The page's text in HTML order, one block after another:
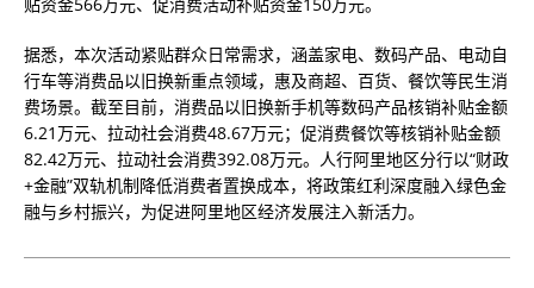
据悉，本次活动紧贴群众日常需求，涵盖家电、数码产品、电动自
行车等消费品以旧换新重点领域，惠及商超、百货、餐饮等民生消
费场景。截至目前，消费品以旧换新手机等数码产品核销补贴金额
6.21万元、拉动社会消费48.67万元；促消费餐饮等核销补贴金额
82.42万元、拉动社会消费392.08万元。人行阿里地区分行以“财政
+金融”双轨机制降低消费者置换成本，将政策红利深度融入绿色金
融与乡村振兴，为促进阿里地区经济发展注入新活力。